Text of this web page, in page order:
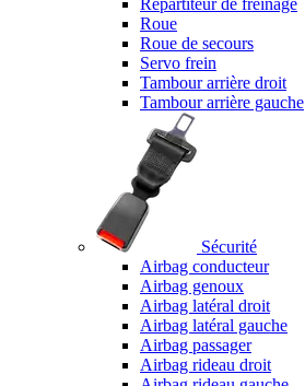
Répartiteur de freinage
Roue
Roue de secours
Servo frein
Tambour arrière droit
Tambour arrière gauche
Sécurité
Airbag conducteur
Airbag genoux
Airbag latéral droit
Airbag latéral gauche
Airbag passager
Airbag rideau droit